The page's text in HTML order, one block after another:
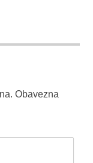
Obavezna